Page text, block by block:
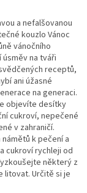
a nefalšovanou
kouzlo Vánoc
vánočního
na tváři
receptů,
ani úžasné
na generaci.
objevíte desítky
cukroví, nepečené
v zahraničí.
k pečení a
cukroví rychleji od
některý z
litovat. Určitě si je